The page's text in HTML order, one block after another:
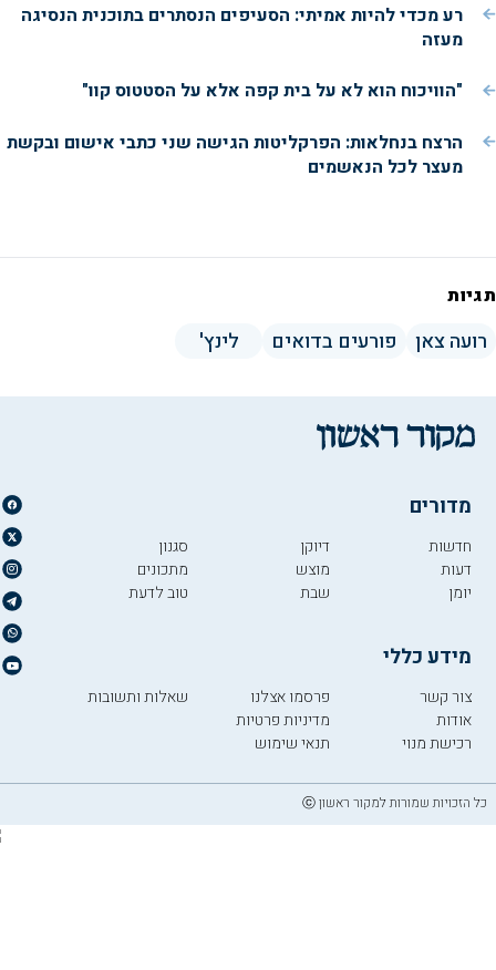
רע מכדי להיות אמיתי: הסעיפים הנסתרים בתוכנית הנסיגה
מעזה
"הוויכוח הוא לא על בית קפה אלא על הסטטוס קוו"
הרצח בנחלאות: הפרקליטות הגישה שני כתבי אישום ובקשת
מעצר לכל הנאשמים
תגיות
רועה צאן פורעים בדואים לינץ'
מדורים
חדשות
דעות
יומן
דיוקן
מוצש
שבת
סגנון
מתכונים
טוב לדעת
מידע כללי
צור קשר
אודות
רכישת מנוי
פרסמו אצלנו
מדיניות פרטיות
תנאי שימוש
שאלות ותשובות
כל הזכויות שמורות למקור ראשון ⓒ